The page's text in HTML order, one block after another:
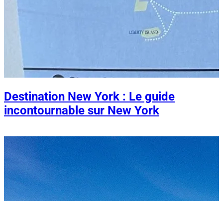
Destination New York : Le guide
incontournable sur New York